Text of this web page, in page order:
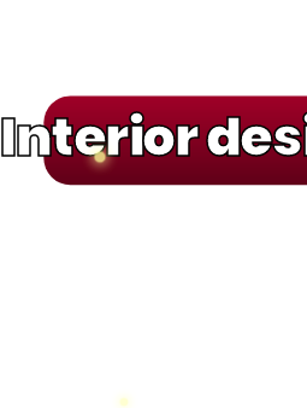
Interior